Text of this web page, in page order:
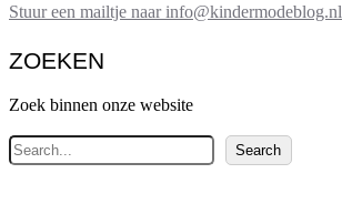
Stuur een mailtje naar info@kindermodeblog.nl
ZOEKEN
Zoek binnen onze website
Z
o
Search